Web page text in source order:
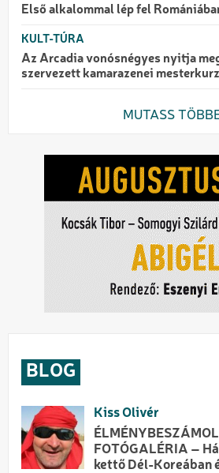
Első alkalommal lép fel
KULT-TÚRA
Az Arcadia vonósnégyes nyitja
szervezett kamarazenei
MUTASS
BLOG
Kiss Olivér
FOTÓGALÉRIA –
kettő Dél-Koreában